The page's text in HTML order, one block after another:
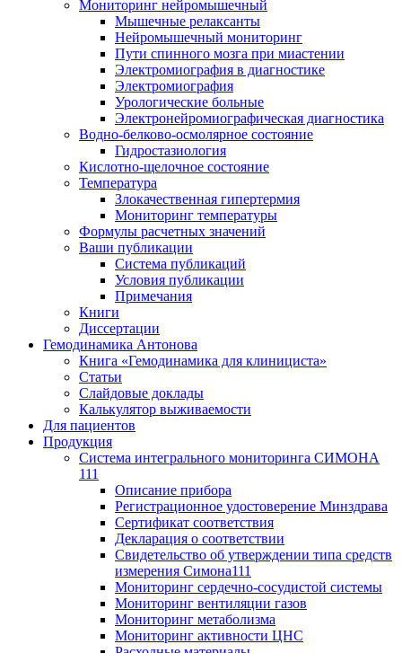
Мониторинг нейромышечный
Мышечные релаксанты
Нейромышечный мониторинг
Пути спинного мозга при миастении
Электромиография в диагностике
Электромиография
Урологические больные
Электронейромиографическая диагностика
Водно-белково-осмолярное состояние
Гидростазиология
Кислотно-щелочное состояние
Температура
Злокачественная гипертермия
Мониторинг температуры
Формулы расчетных значений
Ваши публикации
Система публикаций
Условия публикации
Примечания
Книги
Диссертации
Гемодинамика Антонова
Книга «Гемодинамика для клинициста»
Статьи
Слайдовые доклады
Калькулятор выживаемости
Для пациентов
Продукция
Система интегрального мониторинга СИМОНА
111
Описание прибора
Регистрационное удостоверение Минздрава
Сертификат соответствия
Декларация о соответствии
Свидетельство об утверждении типа средств
измерения Симона111
Мониторинг сердечно-сосудистой системы
Мониторинг вентиляции газов
Мониторинг метаболизма
Мониторинг активности ЦНС